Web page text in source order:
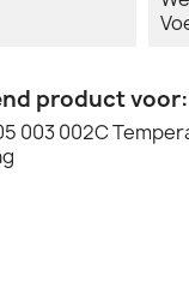
product voor:
003 002C